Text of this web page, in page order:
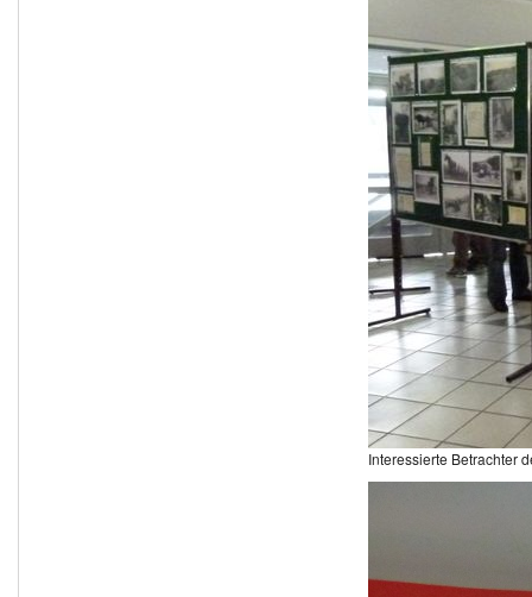
Interessierte Betrachter